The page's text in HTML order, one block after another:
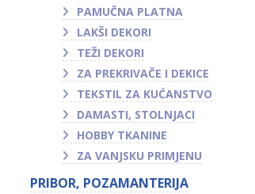
PAMUČNA PLATNA
LAKŠI DEKORI
TEŽI DEKORI
ZA PREKRIVAČE I DEKICE
TEKSTIL ZA KUĆANSTVO
DAMASTI, STOLNJACI
HOBBY TKANINE
ZA VANJSKU PRIMJENU
PRIBOR, POZAMANTERIJA